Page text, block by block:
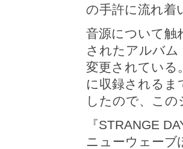
の手許に流れ着
音源について触
されたアルバ
変更されている
に収録される
したので、こ
『STRANGE
ニューウェー